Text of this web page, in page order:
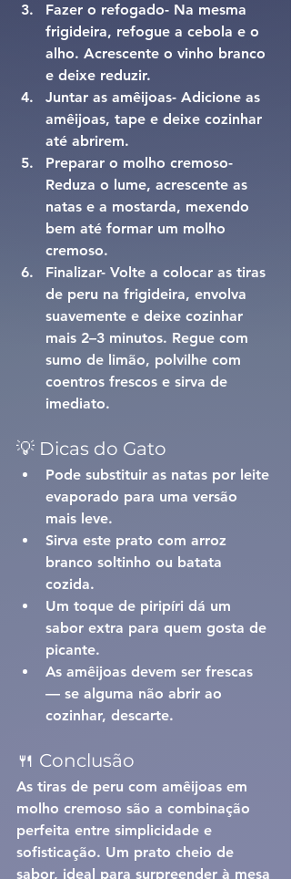
Fazer o refogado- Na mesma
frigideira, refogue a cebola e o
alho. Acrescente o vinho branco
e deixe reduzir.
Juntar as amêijoas- Adicione as
amêijoas, tape e deixe cozinhar
até abrirem.
Preparar o molho cremoso-
Reduza o lume, acrescente as
natas e a mostarda, mexendo
bem até formar um molho
cremoso.
Finalizar- Volte a colocar as tiras
de peru na frigideira, envolva
suavemente e deixe cozinhar
mais 2–3 minutos. Regue com
sumo de limão, polvilhe com
coentros frescos e sirva de
imediato.
💡 Dicas do Gato
Pode substituir as natas por leite
evaporado para uma versão
mais leve.
Sirva este prato com arroz
branco soltinho ou batata
cozida.
Um toque de piripíri dá um
sabor extra para quem gosta de
picante.
As amêijoas devem ser frescas
— se alguma não abrir ao
cozinhar, descarte.
🍴 Conclusão
As tiras de peru com amêijoas em
molho cremoso são a combinação
perfeita entre simplicidade e
sofisticação. Um prato cheio de
sabor, ideal para surpreender à mesa